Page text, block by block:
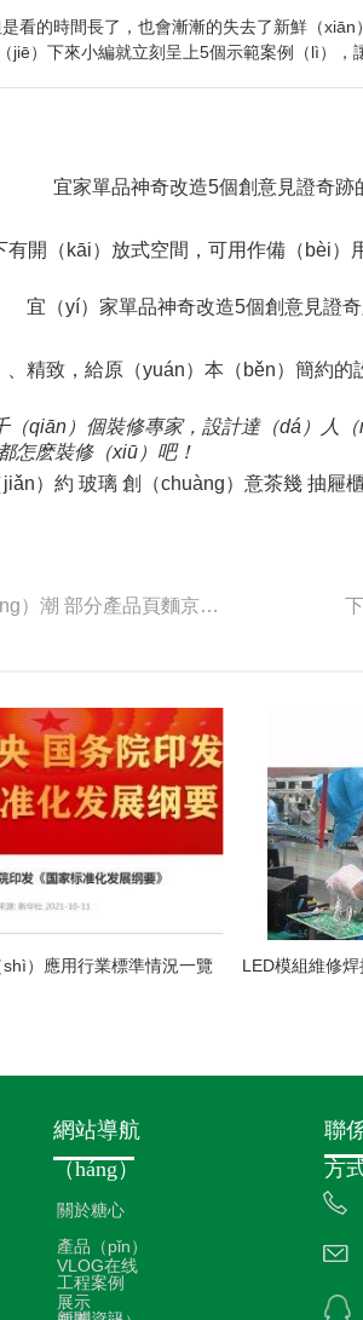
看的時間長了，也會漸漸的失去了新鮮（
jiē）下來小編就立刻呈上5個示範案例（lì）
宜家單品神奇改造5個創意見證奇跡
開（kāi）放式空間，可用作備（bèi
宜（yí）家單品神奇改造5個創意見證奇
精致，給原（yuán）本（běn）簡約
（qiān）個裝修專家，設計達（dá）人
怎麽裝修（xiū）吧！
）約 玻璃 創（chuàng）意茶幾 抽屜
上（shàng）一篇：MWC2019：黑科技引發手機新風（fēng）潮 部分產品頁麵京東已上線
）應用行業標準情況一覽
網站導航
（háng）
關於糖心
VLOG在线
產品（pǐn）
展示
工程案例
聯
方